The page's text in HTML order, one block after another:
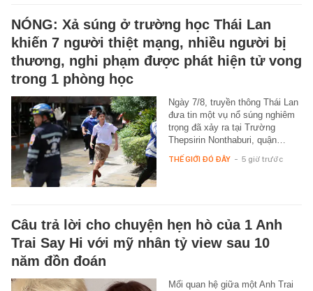
NÓNG: Xả súng ở trường học Thái Lan
khiến 7 người thiệt mạng, nhiều người bị
thương, nghi phạm được phát hiện tử vong
trong 1 phòng học
Ngày 7/8, truyền thông Thái Lan
đưa tin một vụ nổ súng nghiêm
trọng đã xảy ra tại Trường
Thepsirin Nonthaburi, quận…
THẾ GIỚI ĐÓ ĐÂY - 5 giờ trước
Câu trả lời cho chuyện hẹn hò của 1 Anh
Trai Say Hi với mỹ nhân tỷ view sau 10
năm đồn đoán
Mối quan hệ giữa một Anh Trai